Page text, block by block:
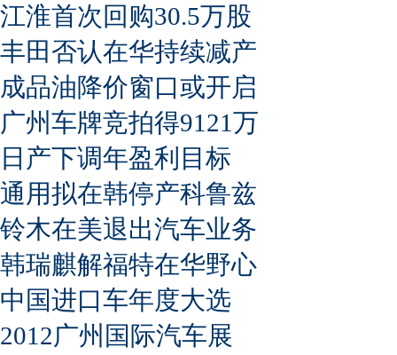
江淮首次回购30.5万股
丰田否认在华持续减产
成品油降价窗口或开启
广州车牌竞拍得9121万
日产下调年盈利目标
通用拟在韩停产科鲁兹
铃木在美退出汽车业务
韩瑞麒解福特在华野心
中国进口车年度大选
2012广州国际汽车展